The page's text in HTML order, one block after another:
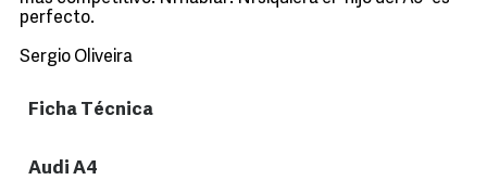
perfecto.
Sergio Oliveira
Ficha Técnica
Audi A4